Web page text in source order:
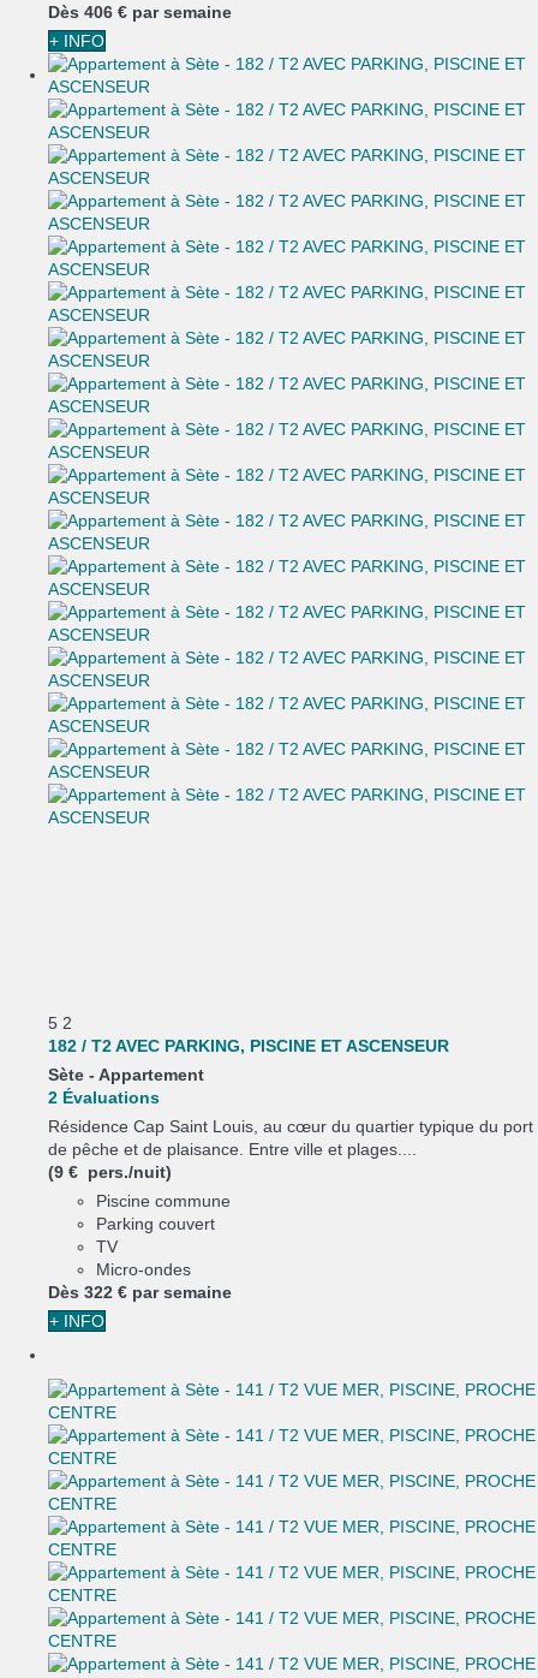
Dès 406 € par semaine
+ INFO
5 2
182 / T2 AVEC PARKING, PISCINE ET ASCENSEUR
Sète - Appartement
2 Évaluations
Résidence Cap Saint Louis, au cœur du quartier typique du port
de pêche et de plaisance. Entre ville et plages....
(9 € pers./nuit)
Piscine commune
Parking couvert
TV
Micro-ondes
Dès 322 € par semaine
+ INFO